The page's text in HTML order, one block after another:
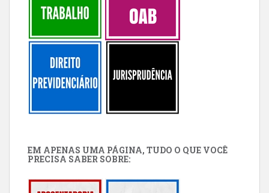
EM APENAS UMA PÁGINA, TUDO O QUE VOCÊ
PRECISA SABER SOBRE: